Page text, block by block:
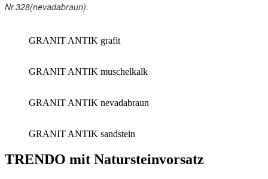
Nr.328(nevadabraun).
GRANIT ANTIK grafit
GRANIT ANTIK muschelkalk
GRANIT ANTIK nevadabraun
GRANIT ANTIK sandstein
TRENDO mit Natursteinvorsatz